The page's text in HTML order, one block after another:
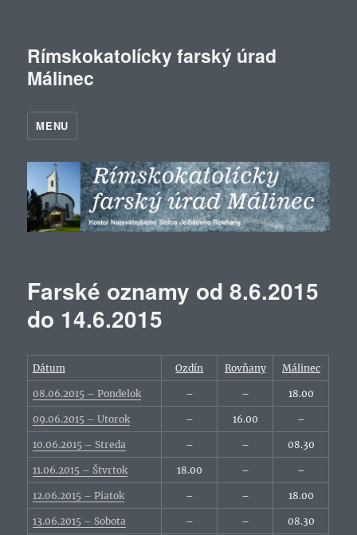
Rímskokatolícky farský úrad
Málinec
MENU
Farské oznamy od 8.6.2015
do 14.6.2015
Dátum Ozdín Rovňany Málinec
08.06.2015 – Pondelok – – 18.00
09.06.2015 – Utorok – 16.00 –
10.06.2015 – Streda – – 08.30
11.06.2015 – Štvrtok 18.00 – –
12.06.2015 – Piatok – – 18.00
13.06.2015 – Sobota – – 08.30